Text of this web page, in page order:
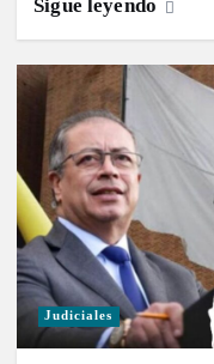
Sigue leyendo
Judiciales